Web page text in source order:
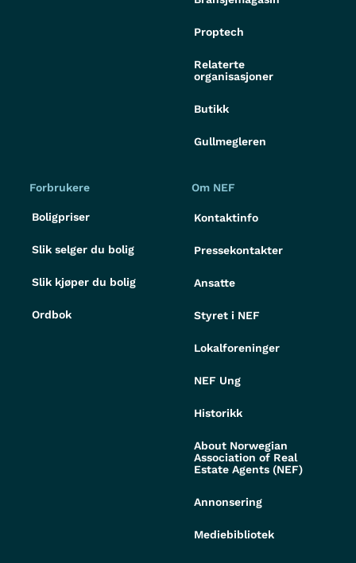
Proptech
Relaterte
organisasjoner
Butikk
Gullmegleren
Forbrukere
Boligpriser
Slik selger du bolig
Slik kjøper du bolig
Ordbok
Om NEF
Kontaktinfo
Pressekontakter
Ansatte
Styret i NEF
Lokalforeninger
NEF Ung
Historikk
About Norwegian
Association of Real
Estate Agents (NEF)
Annonsering
Mediebibliotek